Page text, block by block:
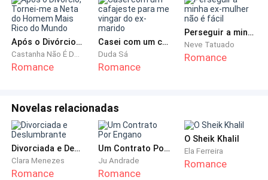
Após o Divórcio, Tornei-me a Neta do Homem Mais Rico do Mundo
Castanha Não É Doce
Romance
Casei com um cafajeste para me vingar do ex-marido
Duda Sá
Romance
Perseguir a minha ex-mulher não é fácil
Neve Tatuado
Romance
Novelas relacionadas
Divorciada e Deslumbrante
Clara Menezes
Romance
Um Contrato Por Engano
Ju Andrade
Romance
O Sheik Khalil
Ela Ferreira
Romance